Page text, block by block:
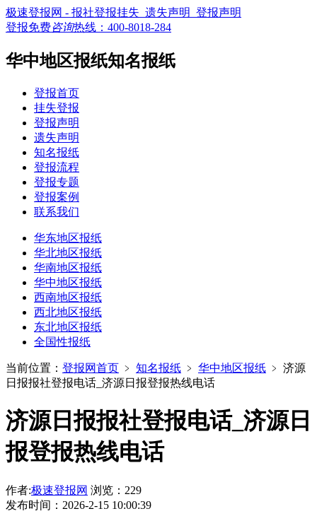
极速登报网 - 报社登报挂失_遗失声明_登报声明
登报免费咨询热线： 400-8018-284
华中地区报纸知名报纸
登报首页
挂失登报
登报声明
遗失声明
知名报纸
登报流程
登报专题
登报案例
联系我们
华东地区报纸
华北地区报纸
华南地区报纸
华中地区报纸
西南地区报纸
西北地区报纸
东北地区报纸
全国性报纸
当前位置： 登报网首页 ﹥ 知名报纸 ﹥ 华中地区报纸 ﹥ 济源
日报报社登报电话_济源日报登报热线电话
济源日报报社登报电话_济源日
报登报热线电话
作者:极速登报网 浏览：229
发布时间：2026-2-15 10:00:39